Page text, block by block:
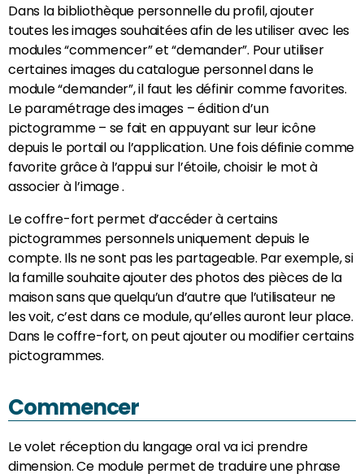
Dans la bibliothèque personnelle du profil, ajouter
toutes les images souhaitées afin de les utiliser avec les
modules “commencer” et “demander”. Pour utiliser
certaines images du catalogue personnel dans le
module “demander”, il faut les définir comme favorites.
Le paramétrage des images – édition d’un
pictogramme – se fait en appuyant sur leur icône
depuis le portail ou l’application. Une fois définie comme
favorite grâce à l’appui sur l’étoile, choisir le mot à
associer à l’image .
Le coffre-fort permet d’accéder à certains
pictogrammes personnels uniquement depuis le
compte. Ils ne sont pas les partageable. Par exemple, si
la famille souhaite ajouter des photos des pièces de la
maison sans que quelqu’un d’autre que l’utilisateur ne
les voit, c’est dans ce module, qu’elles auront leur place.
Dans le coffre-fort, on peut ajouter ou modifier certains
pictogrammes.
Commencer
Le volet réception du langage oral va ici prendre
dimension. Ce module permet de traduire une phrase